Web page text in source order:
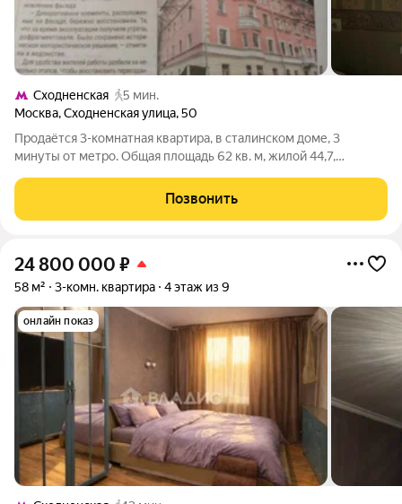
Сходненская
5 мин.
Москва,Сходненская улица,50
Продаётся 3-комнатная квартира, в сталинском доме, 3
минуты от метро. Общая площадь 62 кв. м, жилой 44,7,
во двор. Развитая инфраструктура. Один собственник, более
10 лет. Альтернатива
Позвонить
24 800 000 ₽
58 м² 3-комн. квартира 4 этаж из 9
онлайн показ